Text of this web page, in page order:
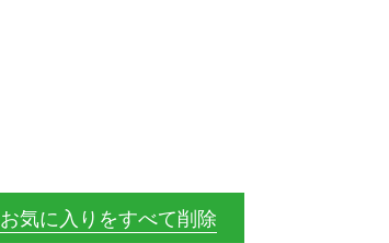
お気に入りをすべて削除